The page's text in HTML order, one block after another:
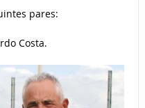
pares:
Costa.